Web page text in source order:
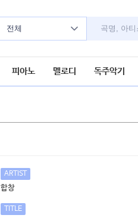
전체
피아노 멜로디 독주악기
ARTIST
합창
TITLE